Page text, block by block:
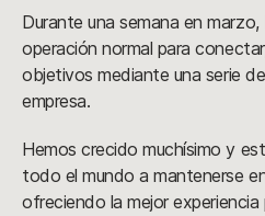
Durante una semana en
operación normal para
objetivos mediante una serie
empresa.
Hemos crecido muchísimo y
todo el mundo a mantenerse
ofreciendo la mejor